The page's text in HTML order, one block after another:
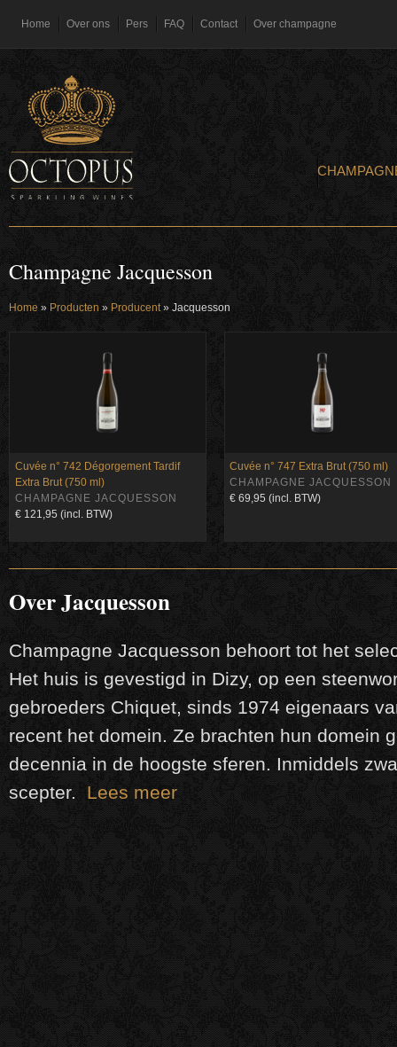
Home Over ons Pers FAQ Contact Over champagne
Champagne Jacquesson
Home » Producten » Producent» Jacquesson
Cuvée n° 742 Dégorgement Tardif
Extra Brut (750 ml)
CHAMPAGNE JACQUESSON
€ 121,95 (incl. BTW)
Cuvée n° 747 Extra Brut (750 ml)
CHAMPAGNE JACQUESSON
€ 69,95 (incl. BTW)
Over Jacquesson
Champagne Jacquesson behoort tot het
Het huis is gevestigd in Dizy, op een
gebroeders Chiquet, sinds 1974 eigenaars
recent het domein. Ze brachten hun domein
decennia in de hoogste sferen. Inmiddels
scepter.Lees meer